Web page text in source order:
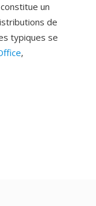
un
de
typiques se
,